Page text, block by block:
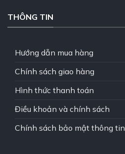
THÔNG TIN
Hướng dẫn mua hàng
Chính sách giao hàng
Hình thức thanh toán
Điều khoản và chính sách
Chính sách bảo mật thông tin